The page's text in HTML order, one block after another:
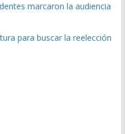
marcaron la audiencia
para buscar la reelección